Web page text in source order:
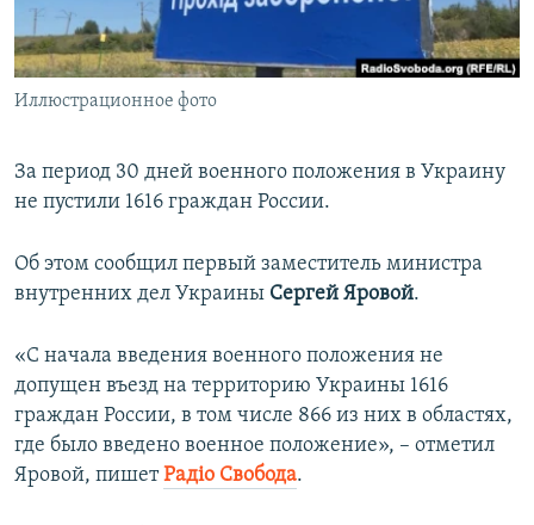
ПОБЕДИТЕЛЕЙ НЕ СУДЯТ?
КРЫМ.НЕПОКОРЕННЫЙ
ELIFBE
ПРИСОЕДИНЯЙТЕСЬ!
Все сайты RFE/RL
Иллюстрационное фото
За период 30 дней военного положения в Украину
не пустили 1616 граждан России.
Об этом сообщил первый заместитель министра
внутренних дел Украины Сергей Яровой.
«С начала введения военного положения не
допущен въезд на территорию Украины 1616
граждан России, в том числе 866 из них в областях,
где было введено военное положение», – отметил
Яровой, пишетРадіо Свобода.